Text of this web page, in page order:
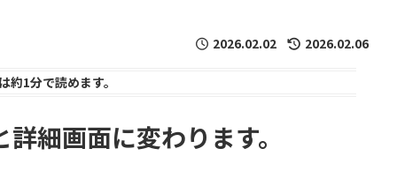
2026.02.02 2026.02.06
約1分で読めます。
細画面に変わります。